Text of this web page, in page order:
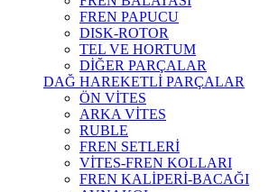
FREN PAPUCU
DISK-ROTOR
TEL VE HORTUM
DİĞER PARÇALAR
DAĞ HAREKETLİ PARÇALAR
ÖN VİTES
ARKA VİTES
RUBLE
FREN SETLERİ
VİTES-FREN KOLLARI
FREN KALİPERİ-BACAĞI